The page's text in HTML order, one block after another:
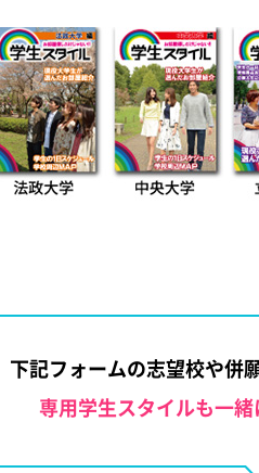
下記フォームの志望校や併
専用学生スタイルも一緒